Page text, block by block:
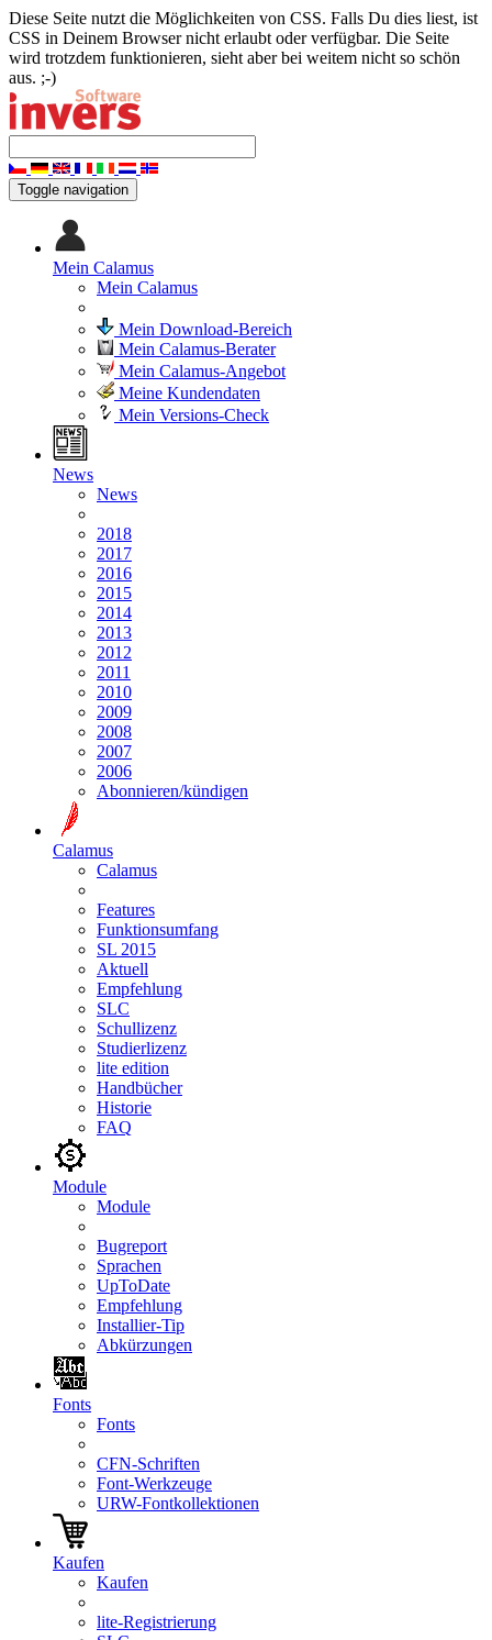
Diese Seite nutzt die Möglichkeiten von CSS. Falls Du dies liest, ist
CSS in Deinem Browser nicht erlaubt oder verfügbar. Die Seite
wird trotzdem funktionieren, sieht aber bei weitem nicht so schön
aus. ;-)
Toggle navigation
Mein Calamus
Mein Calamus
Mein Download-Bereich
Mein Calamus-Berater
Mein Calamus-Angebot
Meine Kundendaten
Mein Versions-Check
News
News
2018
2017
2016
2015
2014
2013
2012
2011
2010
2009
2008
2007
2006
Abonnieren/kündigen
Calamus
Calamus
Features
Funktionsumfang
SL 2015
Aktuell
Empfehlung
SLC
Schullizenz
Studierlizenz
lite edition
Handbücher
Historie
FAQ
Module
Module
Bugreport
Sprachen
UpToDate
Empfehlung
Installier-Tip
Abkürzungen
Fonts
Fonts
CFN-Schriften
Font-Werkzeuge
URW-Fontkollektionen
Kaufen
Kaufen
lite-Registrierung